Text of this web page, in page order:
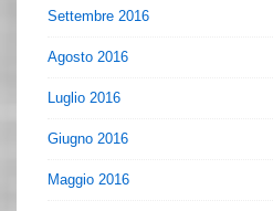
Settembre 2016
Agosto 2016
Luglio 2016
Giugno 2016
Maggio 2016